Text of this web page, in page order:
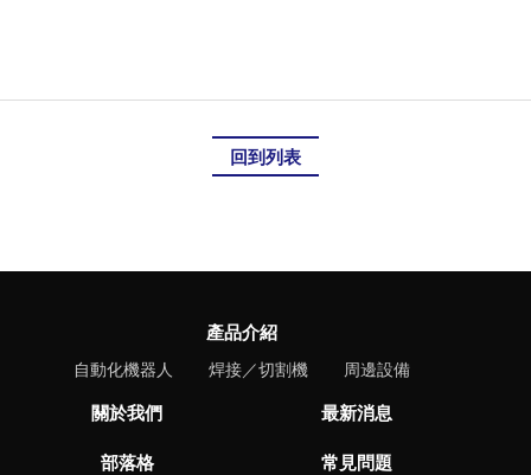
回到列表
產品介紹
自動化機器人 焊接／切割機 周邊設備
關於我們 最新消息
部落格 常見問題